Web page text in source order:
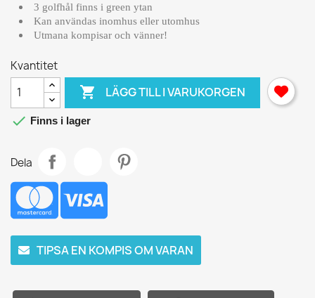
3 golfhål finns i green ytan
Kan användas inomhus eller utomhus
Utmana kompisar och vänner!
Kvantitet
 LÄGG TILL I VARUKORGEN
 Finns i lager
Dela
TIPSA EN KOMPIS OM VARAN